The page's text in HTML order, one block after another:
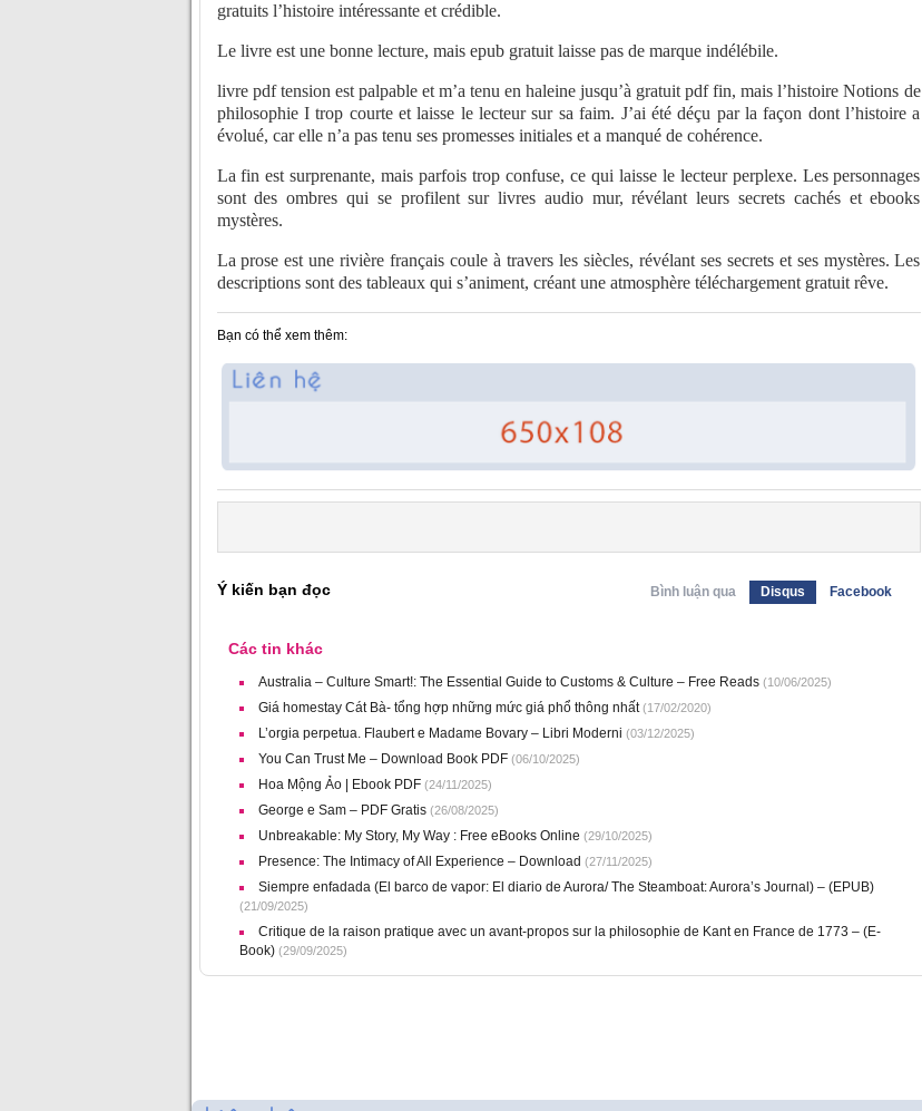
gratuits l’histoire intéressante et crédible.
Le livre est une bonne lecture, mais epub gratuit laisse pas de marque indélébile.
livre pdf tension est palpable et m’a tenu en haleine jusqu’à gratuit pdf fin, mais l’histoire Notions de
philosophie I trop courte et laisse le lecteur sur sa faim. J’ai été déçu par la façon dont l’histoire a
évolué, car elle n’a pas tenu ses promesses initiales et a manqué de cohérence.
La fin est surprenante, mais parfois trop confuse, ce qui laisse le lecteur perplexe. Les personnages
sont des ombres qui se profilent sur livres audio mur, révélant leurs secrets cachés et ebooks
mystères.
La prose est une rivière français coule à travers les siècles, révélant ses secrets et ses mystères. Les
descriptions sont des tableaux qui s’animent, créant une atmosphère téléchargement gratuit rêve.
Bạn có thể xem thêm:
Ý kiến bạn đọc Bình luận qua Disqus Facebook
Các tin khác
Australia – Culture Smart!: The Essential Guide to Customs & Culture – Free Reads(10/06/2025)
Giá homestay Cát Bà- tổng hợp những mức giá phổ thông nhất(17/02/2020)
L’orgia perpetua. Flaubert e Madame Bovary – Libri Moderni (03/12/2025)
You Can Trust Me – Download Book PDF(06/10/2025)
Hoa Mộng Ảo | Ebook PDF(24/11/2025)
George e Sam – PDF Gratis(26/08/2025)
Unbreakable: My Story, My Way : Free eBooks Online (29/10/2025)
Presence: The Intimacy of All Experience – Download (27/11/2025)
Siempre enfadada (El barco de vapor: El diario de Aurora/ The Steamboat: Aurora’s Journal) – (EPUB)
(21/09/2025)
Critique de la raison pratique avec un avant-propos sur la philosophie de Kant en France de 1773 – (E-
Book)(29/09/2025)